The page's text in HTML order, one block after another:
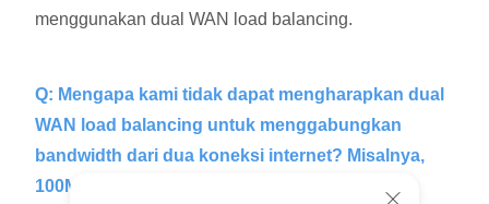
menggunakan dual WAN load balancing.
Q: Mengapa kami tidak dapat mengharapkan dual
WAN load balancing untuk menggabungkan
bandwidth dari dua koneksi internet? Misalnya,
100Mbps + 400Mbps tidak sama dengan